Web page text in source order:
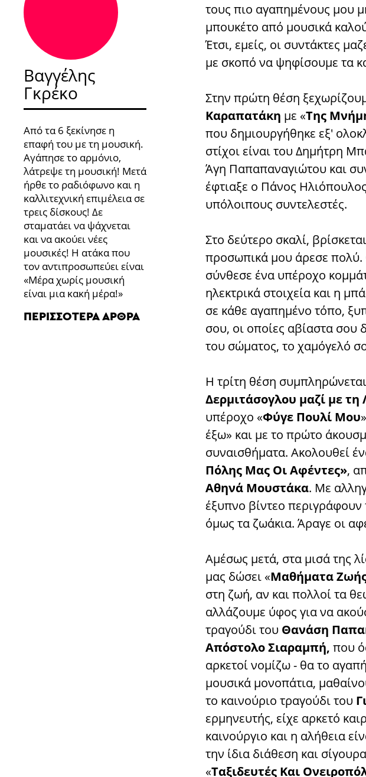
Βαγγέλης
Γκρέκο
Από τα 6 ξεκίνησε η
επαφή του με τη μουσική.
Αγάπησε το αρμόνιο,
λάτρεψε τη μουσική! Μετά
ήρθε το ραδιόφωνο και η
καλλιτεχνική επιμέλεια σε
τρεις δίσκους! Δε
σταματάει να ψάχνεται
και να ακούει νέες
μουσικές! Η ατάκα που
τον αντιπροσωπεύει είναι
«Μέρα χωρίς μουσική
είναι μια κακή μέρα!»
ΠΕΡΙΣΣΌΤΕΡΑ ΆΡΘΡΑ
τους πιο αγαπημένους μου
μπουκέτο από μουσικά
Έτσι, εμείς, οι συντάκτες
με σκοπό να ψηφίσουμε τα
Στην πρώτη θέση
Καραπατάκη με «Της
που δημιουργήθηκε εξ'
στίχοι είναι του Δημήτρη
Άγη Παπαπαναγιώτου και
έφτιαξε ο Πάνος
υπόλοιπους συντελεστές.
Στο δεύτερο σκαλί,
προσωπικά μου άρεσε
σύνθεσε ένα υπέροχο
ηλεκτρικά στοιχεία και η
σε κάθε αγαπημένο τόπο,
σου, οι οποίες αβίαστα σου
του σώματος, το χαμόγελό
Η τρίτη θέση
Δερμιτάσογλου μαζί με τη
υπέροχο «Φύγε Πουλί Μου
έξω» και με το πρώτο
συναισθήματα. Ακολουθεί
Πόλης Μας Οι Αφέντες»,
Αθηνά Μουστάκα. Με
έξυπνο βίντεο
όμως τα ζωάκια. Άραγε οι
Αμέσως μετά, στα μισά της
μας δώσει «Μαθήματα
στη ζωή, αν και πολλοί τα
αλλάζουμε ύφος για να
τραγούδι του Θανάση
Απόστολο Σιαραμπή, που
αρκετοί νομίζω - θα το
μουσικά μονοπάτια,
το καινούριο τραγούδι του
ερμηνευτής, είχε αρκετό
καινούργιο και η αλήθεια
την ίδια διάθεση και
«Ταξιδευτές Και